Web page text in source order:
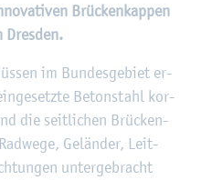
Brü­cken­kap­pen
Dres­den.
im Bun­des­ge­biet er­
Be­ton­stahl kor­
die seit­li­chen Brü­cken­
Ge­län­der, Leit­
un­ter­ge­bracht